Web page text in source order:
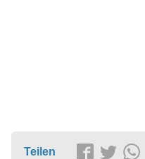
Teilen